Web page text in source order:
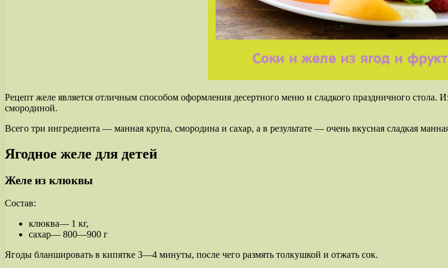
Рецепт желе является отличным способом оформления десертного меню и сладкого праздничного стола.
смородиной.
Всего три ингредиента — манная крупа, смородина и сахар, а в результате — очень вкусная сладкая
Ягодное желе для детей
Желе из клюквы
Состав:
клюква— 1 кг,
сахар— 800—900 г
Ягоды бланшировать в кипятке 3—4 минуты, после чего размять толкушкой и отжать сок.